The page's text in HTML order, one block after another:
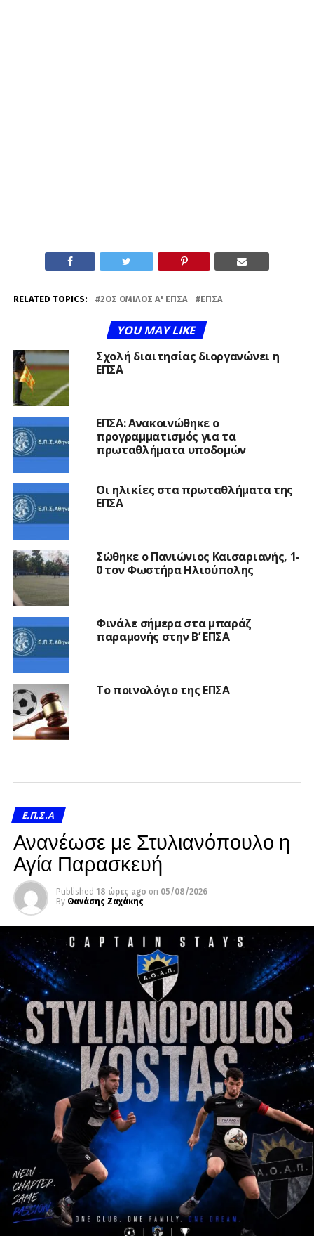
RELATED TOPICS: 2ΟΣ ΌΜΙΛΟΣ Α' ΕΠΣΑ ΕΠΣΑ
YOU MAY LIKE
Σχολή διαιτησίας διοργανώνει η
ΕΠΣΑ
ΕΠΣΑ: Ανακοινώθηκε ο
προγραμματισμός για τα
πρωταθλήματα υποδομών
Οι ηλικίες στα πρωταθλήματα της
ΕΠΣΑ
Σώθηκε ο Πανιώνιος Καισαριανής, 1-
0 τον Φωστήρα Ηλιούπολης
Φινάλε σήμερα στα μπαράζ
παραμονής στην Β’ ΕΠΣΑ
Το ποινολόγιο της ΕΠΣΑ
Ε.Π.Σ.Α
Ανανέωσε με Στυλιανόπουλο η
Αγία Παρασκευή
Published 18 ώρες ago on 05/08/2026
By Θανάσης Ζαχάκης